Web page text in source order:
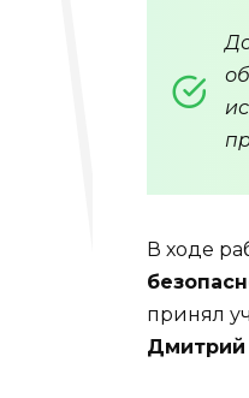
В ходе
принял
Дмитрий